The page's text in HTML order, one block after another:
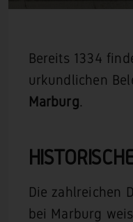
Bereits 1334
urkundlichen
Marburg.
Die zahlreichen
bei Marburg